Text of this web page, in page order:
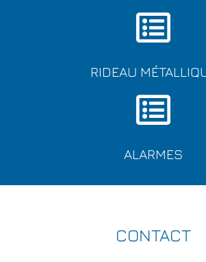
RIDEAU
ALARMES
CONTACT